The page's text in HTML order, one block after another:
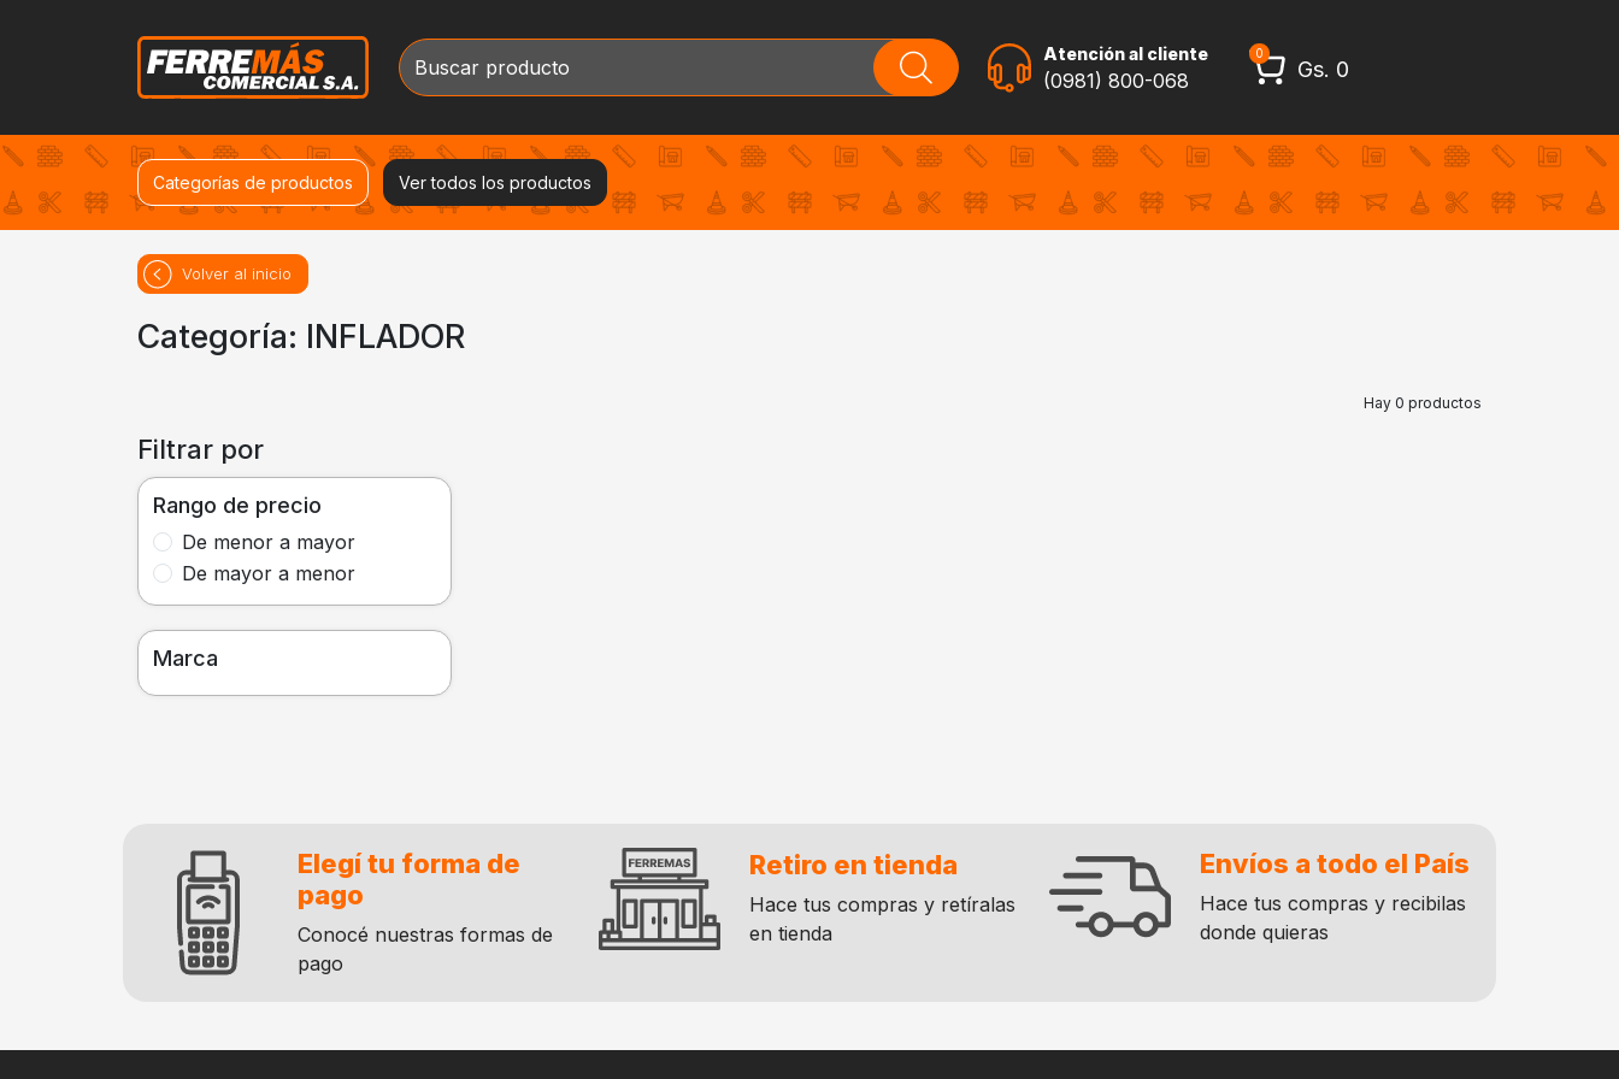
Atención al cliente
(0981) 800-068
0
Gs. 0
Categorías de productos Ver todos los productos
Volver al inicio
Categoría: INFLADOR
Hay 0 productos
Filtrar por
Rango de precio
De menor a mayor
De mayor a menor
Marca
Elegí tu forma de
pago
Conocé nuestras formas de
pago
Retiro en tienda
Hace tus compras y retíralas
en tienda
Envíos a todo el País
Hace tus compras y recibilas
donde quieras